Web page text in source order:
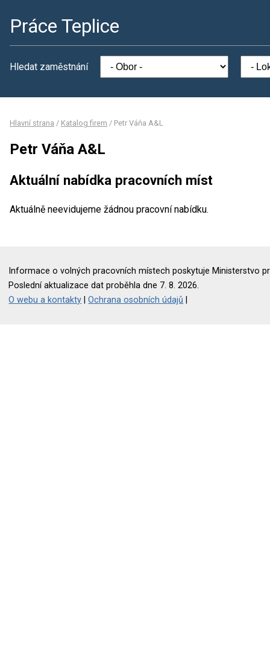
Práce Teplice
Hledat zaměstnání
Hlavní strana / Katalog firem / Petr Váňa A&L
Petr Váňa A&L
Aktuální nabídka pracovních míst
Aktuálně neevidujeme žádnou pracovní nabídku.
Informace o volných pracovních místech poskytuje Ministerstvo
Poslední aktualizace dat proběhla dne 7. 8. 2026.
O webu a kontakty |Ochrana osobních údajů